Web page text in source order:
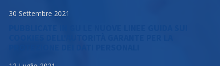
30 Settembre 2021